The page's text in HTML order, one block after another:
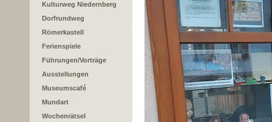
Kulturweg Niedernberg
Dorfrundweg
Römerkastell
Ferienspiele
Führungen/Vorträge
Ausstellungen
Museumscafé
Mundart
Wochenrätsel